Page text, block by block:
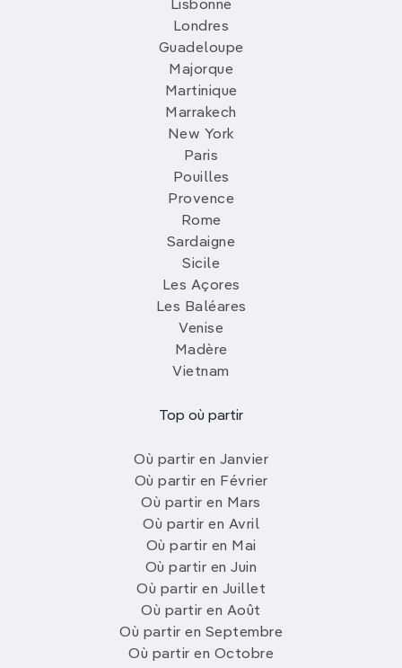
Lisbonne
Londres
Guadeloupe
Majorque
Martinique
Marrakech
New York
Paris
Pouilles
Provence
Rome
Sardaigne
Sicile
Les Açores
Les Baléares
Venise
Madère
Vietnam
Top où partir
Où partir en Janvier
Où partir en Février
Où partir en Mars
Où partir en Avril
Où partir en Mai
Où partir en Juin
Où partir en Juillet
Où partir en Août
Où partir en Septembre
Où partir en Octobre